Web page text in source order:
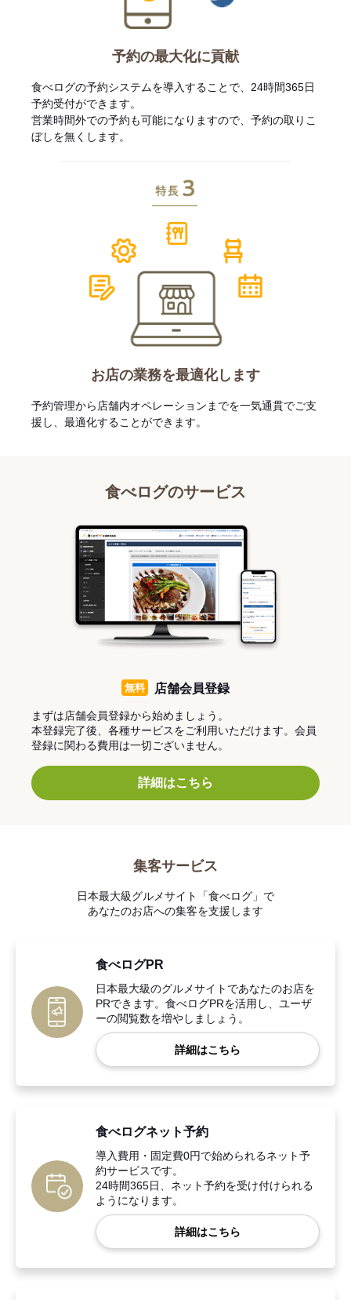
予約の最大化に貢献
食べログの予約システムを導入することで、24時間365日
予約受付ができます。
営業時間外での予約も可能になりますので、予約の取りこ
ぼしを無くします。
お店の業務を最適化します
予約管理から店舗内オペレーションまでを一気通貫でご支
援し、最適化することができます。
食べログのサービス
無料 店舗会員登録
まずは店舗会員登録から始めましょう。
本登録完了後、各種サービスをご利用いただけます。会員
登録に関わる費用は一切ございません。
詳細はこちら
集客サービス
日本最大級グルメサイト「食べログ」で
あなたのお店への集客を支援します
食べログPR
日本最大級のグルメサイトであなたのお店を
PRできます。食べログPRを活用し、ユーザ
ーの閲覧数を増やしましょう。
詳細はこちら
食べログネット予約
導入費用・固定費0円で始められるネット予
約サービスです。
24時間365日、ネット予約を受け付けられる
ようになります。
詳細はこちら